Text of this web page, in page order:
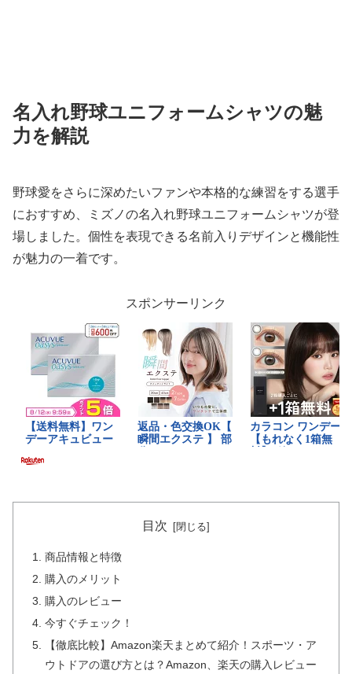
名入れ野球ユニフォームシャツの魅
力を解説
野球愛をさらに深めたいファンや本格的な練習をする選手
におすすめ、ミズノの名入れ野球ユニフォームシャツが登
場しました。個性を表現できる名前入りデザインと機能性
が魅力の一着です。
スポンサーリンク
目次
商品情報と特徴
購入のメリット
購入のレビュー
今すぐチェック！
【徹底比較】Amazon楽天まとめて紹介！スポーツ・ア
ウトドアの選び方とは？Amazon、楽天の購入レビュー